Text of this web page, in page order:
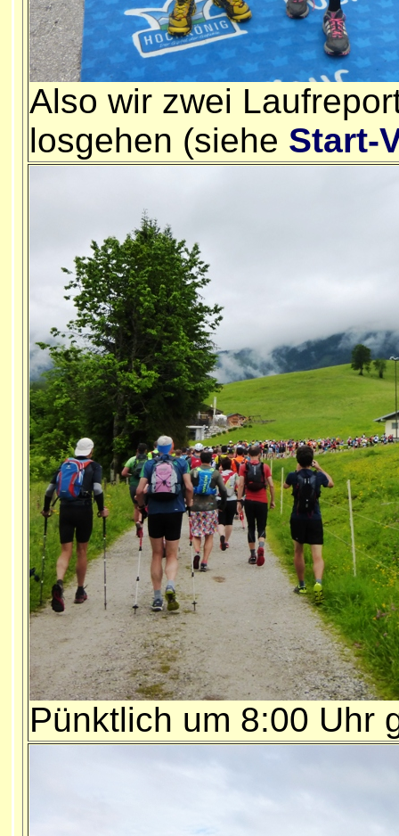
Also wir zwei
losgehen (siehe Start-
Pünktlich um 8:00 Uhr